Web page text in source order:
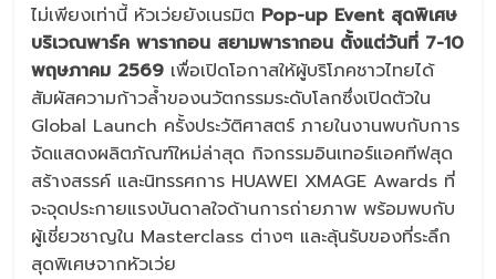
ไม่เพียงเท่านี้ หัวเว่ยยังเนรมิต Pop-up Event สุดพิเศษ
บริเวณพาร์ค พารากอน สยามพารากอน ตั้งแต่วันที่ 7-10
พฤษภาคม 2569 เพื่อเปิดโอกาสให้ผู้บริโภคชาวไทยได้
สัมผัสความก้าวล้ำของนวัตกรรมระดับโลกซึ่งเปิดตัวใน
Global Launch ครั้งประวัติศาสตร์ ภายในงานพบกับการ
จัดแสดงผลิตภัณฑ์ใหม่ล่าสุด กิจกรรมอินเทอร์แอคทีฟสุด
สร้างสรรค์ และนิทรรศการ HUAWEI XMAGE Awards ที่
จะจุดประกายแรงบันดาลใจด้านการถ่ายภาพ พร้อมพบกับ
ผู้เชี่ยวชาญใน Masterclass ต่างๆ และลุ้นรับของที่ระลึก
สุดพิเศษจากหัวเว่ย